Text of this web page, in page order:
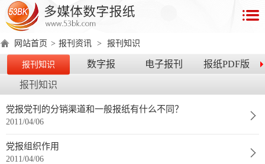
首
页
数
字
产
品
数
数
在
网站首页 > 报刊资讯 > 报刊知识
报刊知识 数字报 电子报刊 报纸PDF版
报刊知识
党报党刊的分销渠道和一般报纸有什么不同？
2011/04/06
党报组织作用
2011/04/06